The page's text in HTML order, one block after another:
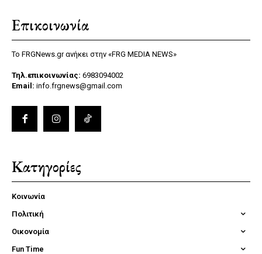
Επικοινωνία
Το FRGNews.gr ανήκει στην «FRG MEDIA NEWS»
Τηλ.επικοινωνίας: 6983094002
Email: info.frgnews@gmail.com
Κατηγορίες
Κοινωνία
Πολιτική
Οικονομία
Fun Time